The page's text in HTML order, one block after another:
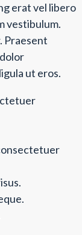
erat vel libero
vestibulum.
Praesent
ut eros.